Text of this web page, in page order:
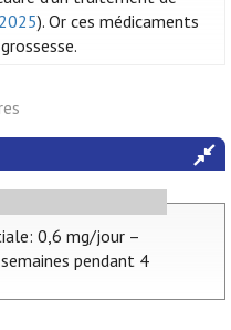
). Or ces médicaments
0,6 mg/jour –
pendant 4